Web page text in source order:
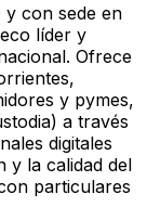
y con sede en
líder y
Ofrece
y pymes,
a través
digitales
y la calidad del
particulares